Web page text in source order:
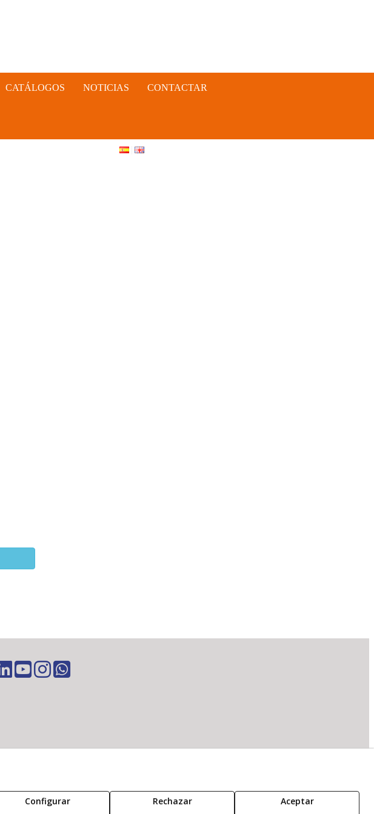
CATÁLOGOS NOTICIAS CONTACTAR
Política Cookies
Política de Privacidad
Configurar Rechazar Aceptar